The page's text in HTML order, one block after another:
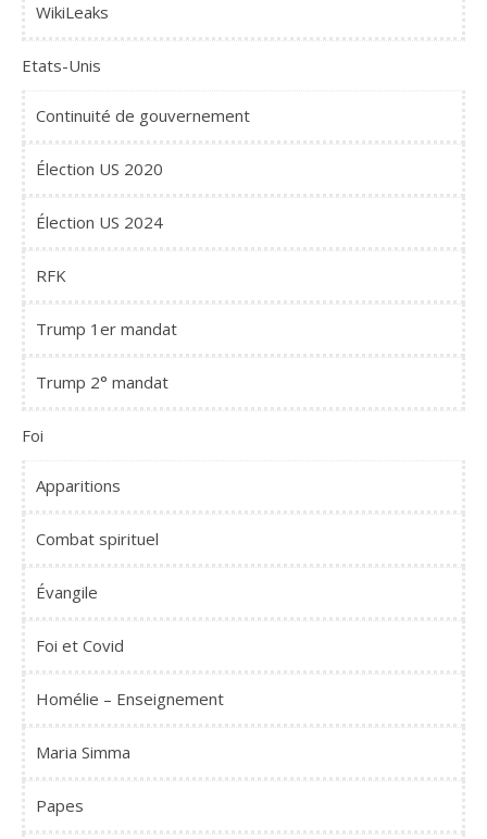
WikiLeaks
Etats-Unis
Continuité de gouvernement
Élection US 2020
Élection US 2024
RFK
Trump 1er mandat
Trump 2° mandat
Foi
Apparitions
Combat spirituel
Évangile
Foi et Covid
Homélie – Enseignement
Maria Simma
Papes